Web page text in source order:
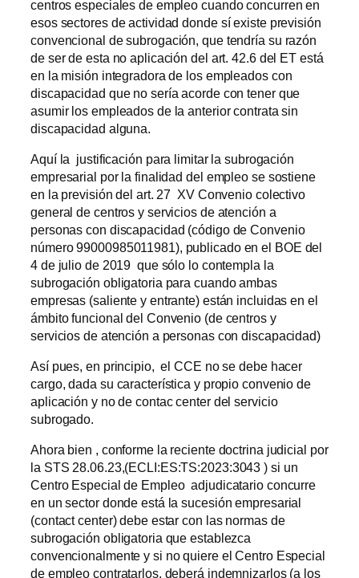
centros especiales de empleo cuando concurren en
esos sectores de actividad donde sí existe previsión
convencional de subrogación, que tendría su razón
de ser de esta no aplicación del art. 42.6 del ET está
en la misión integradora de los empleados con
discapacidad que no sería acorde con tener que
asumir los empleados de la anterior contrata sin
discapacidad alguna.
Aquí la justificación para limitar la subrogación
empresarial por la finalidad del empleo se sostiene
en la previsión del art. 27 XV Convenio colectivo
general de centros y servicios de atención a
personas con discapacidad (código de Convenio
número 99000985011981), publicado en el BOE del
4 de julio de 2019 que sólo lo contempla la
subrogación obligatoria para cuando ambas
empresas (saliente y entrante) están incluidas en el
ámbito funcional del Convenio (de centros y
servicios de atención a personas con discapacidad)
Así pues, en principio, el CCE no se debe hacer
cargo, dada su característica y propio convenio de
aplicación y no de contac center del servicio
subrogado.
Ahora bien , conforme la reciente doctrina judicial por
la STS 28.06.23,(ECLI:ES:TS:2023:3043 ) si un
Centro Especial de Empleo adjudicatario concurre
en un sector donde está la sucesión empresarial
(contact center) debe estar con las normas de
subrogación obligatoria que establezca
convencionalmente y si no quiere el Centro Especial
de empleo contratarlos, deberá indemnizarlos (a los